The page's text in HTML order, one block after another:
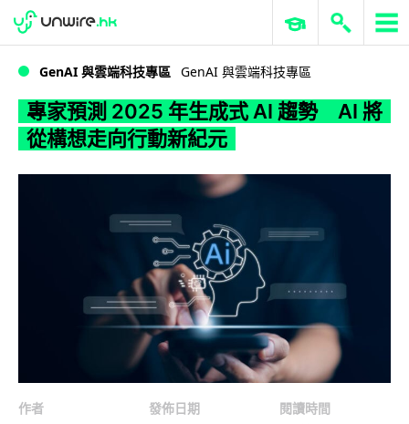
WWDC 2026 ERP 與商業 AI
GenAI 與雲端科技專區 GenAI 與雲端科技專區
專家預測 2025 年生成式 AI 趨勢 AI 將
從構想走向行動新紀元
作者
發佈日期
閱讀時間